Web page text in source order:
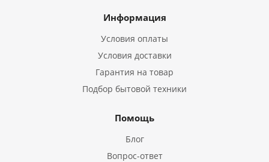
Информация
Условия оплаты
Условия доставки
Гарантия на товар
Подбор бытовой техники
Помощь
Блог
Вопрос-ответ